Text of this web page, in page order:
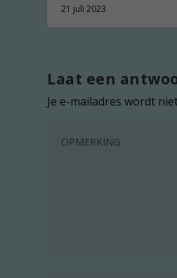
21 juli 2023
Laat een
Je e-mailadres wordt